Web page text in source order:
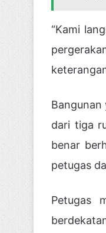
“Kami
dari tiga
benar
petugas
Petugas